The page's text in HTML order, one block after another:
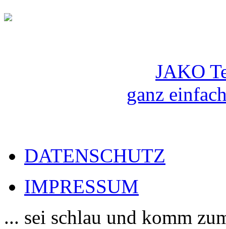
JAKO
ganz
DATENSCHUTZ
IMPRESSUM
... sei schlau und komm